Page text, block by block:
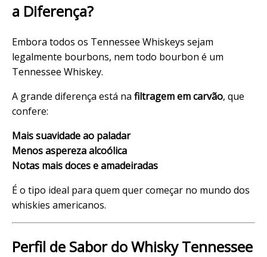
a Diferença?
Embora todos os Tennessee Whiskeys sejam
legalmente bourbons, nem todo bourbon é um
Tennessee Whiskey.
A grande diferença está na filtragem em carvão, que
confere:
Mais suavidade ao paladar
Menos aspereza alcoólica
Notas mais doces e amadeiradas
É o tipo ideal para quem quer começar no mundo dos
whiskies americanos.
Perfil de Sabor do Whisky Tennessee